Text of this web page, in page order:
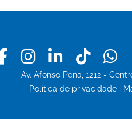
Facebook
Instagram
Linkedin
Av. Afonso Pena, 1212 -
Política de privacidade